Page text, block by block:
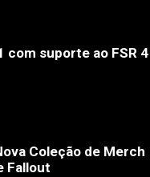
com suporte ao FSR 4
Coleção de Merch
Fallout